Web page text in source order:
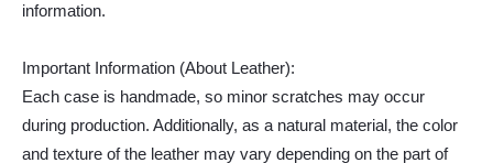
information.
Important Information (About Leather):
Each case is handmade, so minor scratches may occur
during production. Additionally, as a natural material, the color
and texture of the leather may vary depending on the part of